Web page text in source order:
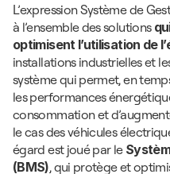
L’expression Système de
à l’ensemble des solutions
optimisent l’utilisation de
installations industrielles et
système qui permet, en
les performances
consommation et
le cas des véhicules
égard est joué par le
(BMS), qui protège et